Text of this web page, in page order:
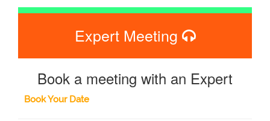
Expert Meeting
Book a meeting with an Expert
Book Your Date